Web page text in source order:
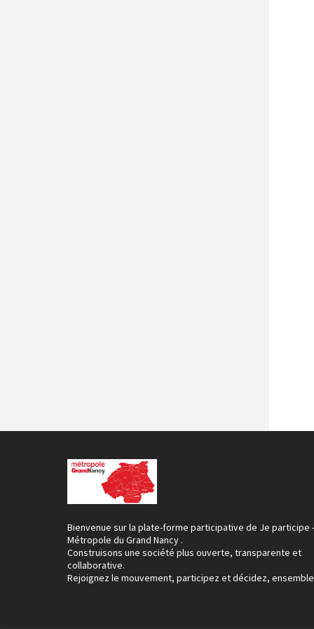
Bienvenue sur la plate-forme participative de Je participe -
Métropole du Grand Nancy .
Construisons une société plus ouverte, transparente et
collaborative.
Rejoignez le mouvement, participez et décidez,